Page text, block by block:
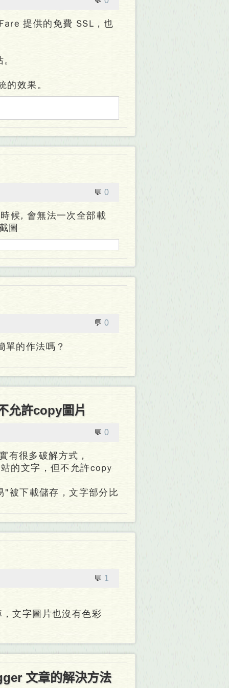
提供的免費 SSL，也
的效果。
💬 0
候, 會無法一次全部載
圖
💬 0
單的作法嗎？
允許copy圖片
💬 0
有很多破解方式，
的文字，但不允許copy
被下載儲存，文字部分比
💬 1
文字圖片也沒有色彩
文章的解決方法